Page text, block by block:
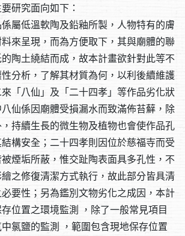
研究面向如下：
屬低溫軟陶及鉛釉所製，人物特有的膚
來呈現，而為方便取下，其與廟體的聯
陶土繞結而成，故本計畫欲針對此等不
分析，了解其材質為何，以利後續維護
「八仙」及「二十四孝」等作品劣化狀
仙係因廟體受損漏水而致滿佈苔蘚，除
持續生長的微生物及植物也會使作品孔
構安全；二十四孝則因位於慈福寺而受
煙垢所蔽，惟交趾陶表面具多孔性，不
之修復清潔方式執行，故此部分皆具清
要性；另為鑑別文物劣化之成因，本計
位置之環境監測 ，除了一般常見項目
氯鹽的監測 ，範圍包含現地保存位置